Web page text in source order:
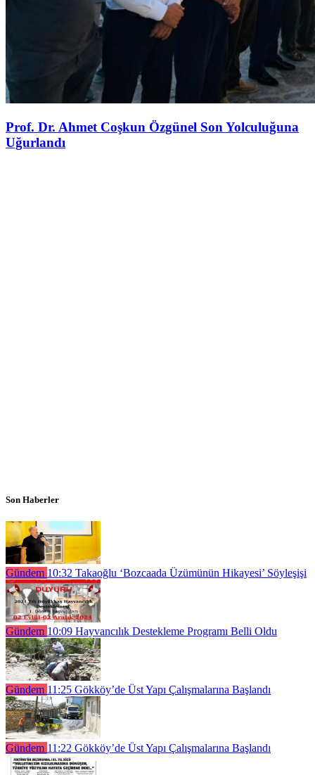
Prof. Dr. Ahmet Coşkun Özgünel Son Yolculuğuna
Uğurlandı
Son Haberler
Gündem 10:32 Takaoğlu ‘Bozcaada Üzümünün Hikayesi’ Söyleşişi
Gündem 10:09 Hayvancılık Destekleme Programı Belli Oldu
Gündem 11:25 Gökköy’de Üst Yapı Çalışmalarına Başlandı
Gündem 11:22 Gökköy’de Üst Yapı Çalışmalarına Başlandı